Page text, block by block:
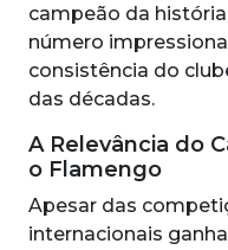
campeão da
número
consistência do
das décadas.
A Relevância do
o Flamengo
Apesar das
internacionais